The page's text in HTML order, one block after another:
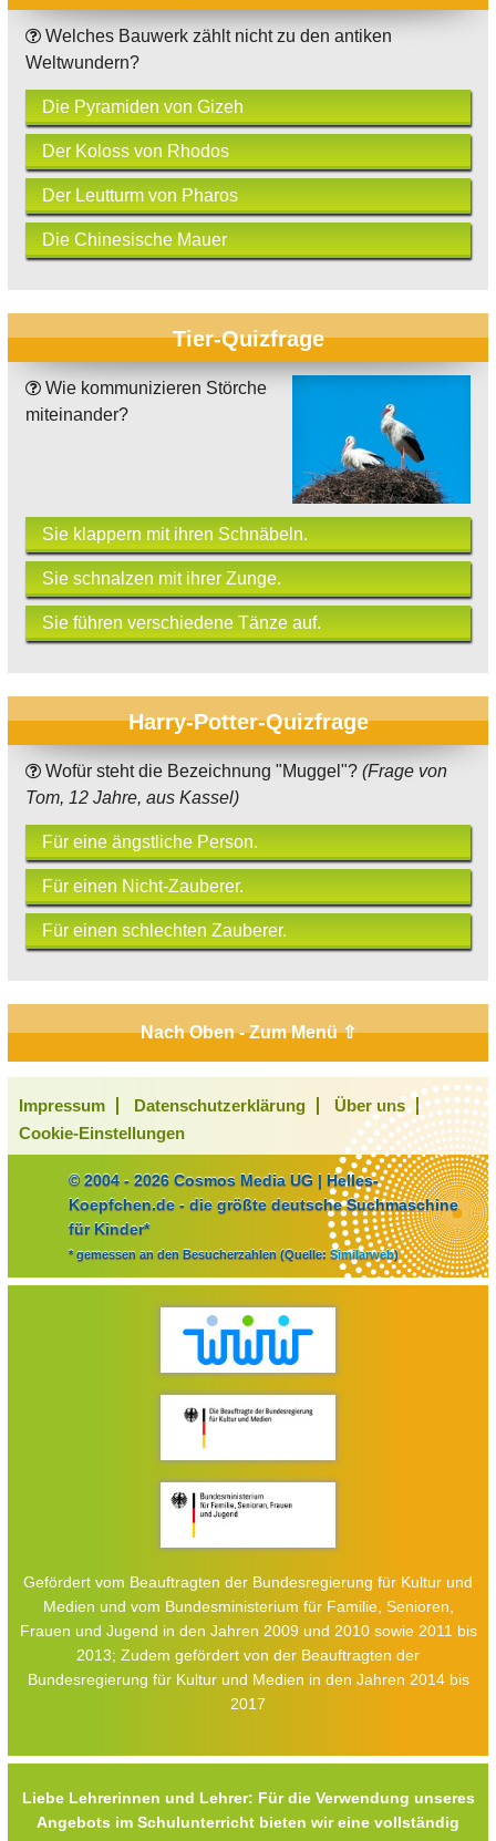
Welches Bauwerk zählt nicht zu den antiken
Weltwundern?
Die Pyramiden von Gizeh
Der Koloss von Rhodos
Der Leutturm von Pharos
Die Chinesische Mauer
Tier-Quizfrage
Wie kommunizieren Störche
miteinander?
Sie klappern mit ihren Schnäbeln.
Sie schnalzen mit ihrer Zunge.
Sie führen verschiedene Tänze auf.
Harry-Potter-Quizfrage
Wofür steht die Bezeichnung "Muggel"? (Frage von
Tom, 12 Jahre, aus Kassel)
Für eine ängstliche Person.
Für einen Nicht-Zauberer.
Für einen schlechten Zauberer.
Nach Oben - Zum Menü ⇧
Impressum Datenschutzerklärung
Über uns
Cookie-Einstellungen
© 2004 - 2026 Cosmos Media UG | Helles-
Koepfchen.de - die größte deutsche Suchmaschine
für Kinder*
* gemessen an den Besucherzahlen (Quelle: Similarweb)
Gefördert vom Beauftragten der Bundesregierung für Kultur und
Medien und vom Bundesministerium für Familie, Senioren,
Frauen und Jugend in den Jahren 2009 und 2010 sowie 2011 bis
2013; Zudem gefördert von der Beauftragten der
Bundesregierung für Kultur und Medien in den Jahren 2014 bis
2017
Liebe Lehrerinnen und Lehrer: Für die Verwendung unseres
Angebots im Schulunterricht bieten wir eine vollständig